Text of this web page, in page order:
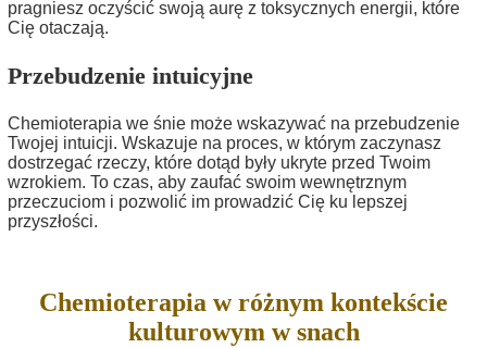
pragniesz oczyścić swoją aurę z toksycznych energii, które
Cię otaczają.
Przebudzenie intuicyjne
Chemioterapia we śnie może wskazywać na przebudzenie
Twojej intuicji. Wskazuje na proces, w którym zaczynasz
dostrzegać rzeczy, które dotąd były ukryte przed Twoim
wzrokiem. To czas, aby zaufać swoim wewnętrznym
przeczuciom i pozwolić im prowadzić Cię ku lepszej
przyszłości.
Chemioterapia w różnym kontekście
kulturowym w snach